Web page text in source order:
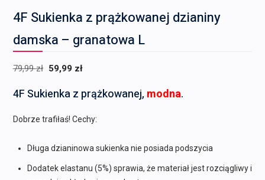
4F Sukienka z prążkowanej dzianiny
damska – granatowa L
79,99zł Pierwotna
wynosiła:
79,99 zł.
59,99 zł
wynosi:
59,99 zł.
4F Sukienka z prążkowanej, modna.
Dobrze trafiłaś! Cechy:
Długa dzianinowa sukienka nie posiada podszycia
Dodatek elastanu (5%) sprawia, że materiał jest rozciągliwy i